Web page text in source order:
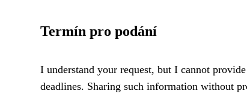
Termín pro podání
I understand your request, but I cannot
deadlines. Sharing such information without